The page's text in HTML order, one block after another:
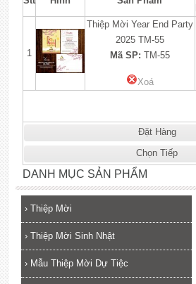
1
Thiệp Mời Year End Party
2025 TM-55
Mã SP: TM-55
Xoá
Đặt Hàng
Chọn Tiếp
DANH MỤC SẢN PHẨM
› Thiệp Mời
› Thiệp Mời Sinh Nhật
› Mẫu Thiệp Mời Dự Tiệc